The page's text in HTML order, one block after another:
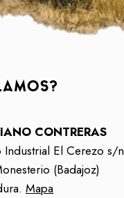
CONTRERAS
Industrial El Cerezo s/n
(Badajoz)
Mapa